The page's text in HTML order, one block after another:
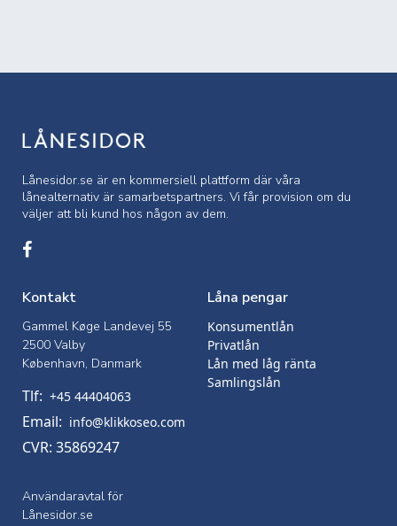
Lånesidor.se är en kommersiell plattform där våra
lånealternativ är samarbetspartners. Vi får provision om du
väljer att bli kund hos någon av dem.
Kontakt
Gammel Køge Landevej 55
2500 Valby
København, Danmark
Tlf: +45 44404063
Email: info@klikkoseo.com
CVR: 35869247
Användaravtal för
Lånesidor.se
Låna pengar
Konsumentlån
Privatlån
Lån med låg ränta
Samlingslån